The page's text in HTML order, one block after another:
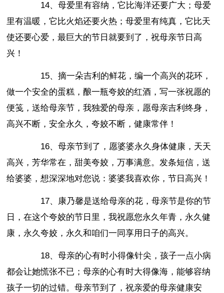
14、母爱里有容纳，它比海洋还要广大；母爱
里有温暖，它比火焰还要火热；母爱里有纯真，它比天
使还要心爱，最巨大的节日就要到了，祝母亲节日高
兴！
15、摘一朵吉利的鲜花，编一个高兴的花环，
做一个安全的蛋糕，酿一瓶夸姣的红酒，写一张祝愿的
便笺，送给母亲节，我独爱的母亲，愿母亲吉利终身，
高兴不断，安全永久，夸姣不断，健康常伴！
16、母亲节到了，愿婆婆永久身体健康，天天
高兴，芳华常在，甜美夸姣，万事满意。发条短信，送
给婆婆，想深深地对您说：婆婆我喜欢你，节日高兴！
17、康乃馨是送给母亲的花，母亲节是你的节
日，在这个夸姣的节日里，我祝愿您永久年青，永久健
康，永久夸姣，永久和咱们一同享用日子的高兴。
18、母亲的心有时小得像针尖，孩子一点小病
都会让她慌张不已；母亲的心有时大得像海，能够容纳
孩子一切的过错。母亲节到了，祝亲爱的母亲健康安